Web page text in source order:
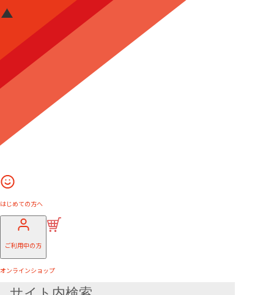
はじめての方へ
ご利用中の方
オンラインショップ